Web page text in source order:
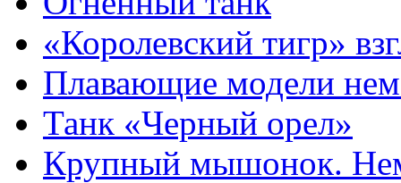
«Королевский тигр»
Плавающие модели
Танк «Черный орел»
Крупный мышонок.